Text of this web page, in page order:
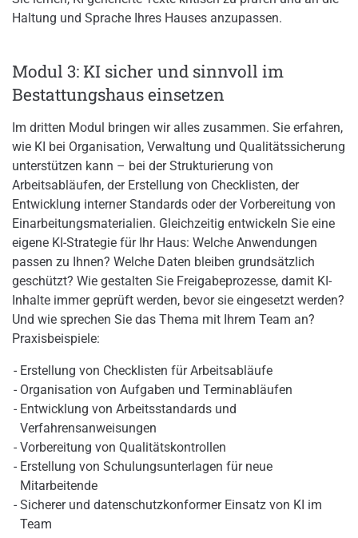
Haltung und Sprache Ihres Hauses anzupassen.
Modul 3: KI sicher und sinnvoll im
Bestattungshaus einsetzen
Im dritten Modul bringen wir alles zusammen. Sie erfahren,
wie KI bei Organisation, Verwaltung und Qualitätssicherung
unterstützen kann – bei der Strukturierung von
Arbeitsabläufen, der Erstellung von Checklisten, der
Entwicklung interner Standards oder der Vorbereitung von
Einarbeitungsmaterialien. Gleichzeitig entwickeln Sie eine
eigene KI-Strategie für Ihr Haus: Welche Anwendungen
passen zu Ihnen? Welche Daten bleiben grundsätzlich
geschützt? Wie gestalten Sie Freigabeprozesse, damit KI-
Inhalte immer geprüft werden, bevor sie eingesetzt werden?
Und wie sprechen Sie das Thema mit Ihrem Team an?
Praxisbeispiele:
Erstellung von Checklisten für Arbeitsabläufe
Organisation von Aufgaben und Terminabläufen
Entwicklung von Arbeitsstandards und
Verfahrensanweisungen
Vorbereitung von Qualitätskontrollen
Erstellung von Schulungsunterlagen für neue
Mitarbeitende
Sicherer und datenschutzkonformer Einsatz von KI im
Team